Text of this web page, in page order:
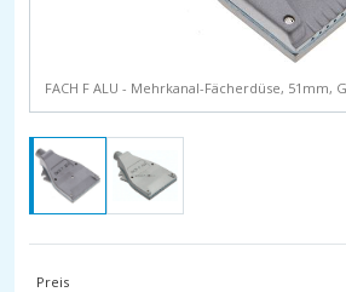
FACH F ALU - Mehrkanal-Fächerdüse, 51mm,
Preis